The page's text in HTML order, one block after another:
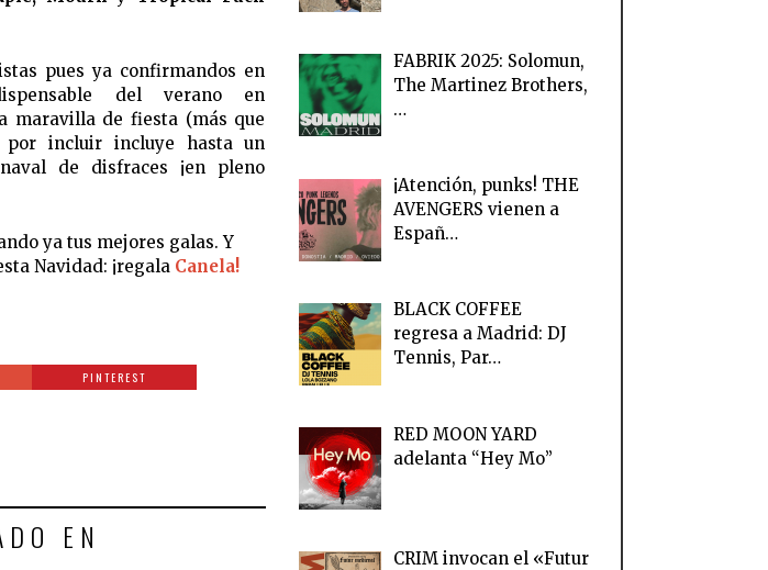
pues ya confirmandos en
del verano en
maravilla de fiesta (más que
por incluir incluye hasta un
de disfraces ¡en pleno
ya tus mejores galas. Y
Navidad: ¡regala Canela!
PINTEREST
EN
FABRIK 2025: Solomun,
The Martinez Brothers,
…
¡Atención, punks! THE
AVENGERS vienen a
Españ…
BLACK COFFEE
regresa a Madrid: DJ
Tennis, Par…
RED MOON YARD
adelanta “Hey Mo”
CRIM invocan el «Futur